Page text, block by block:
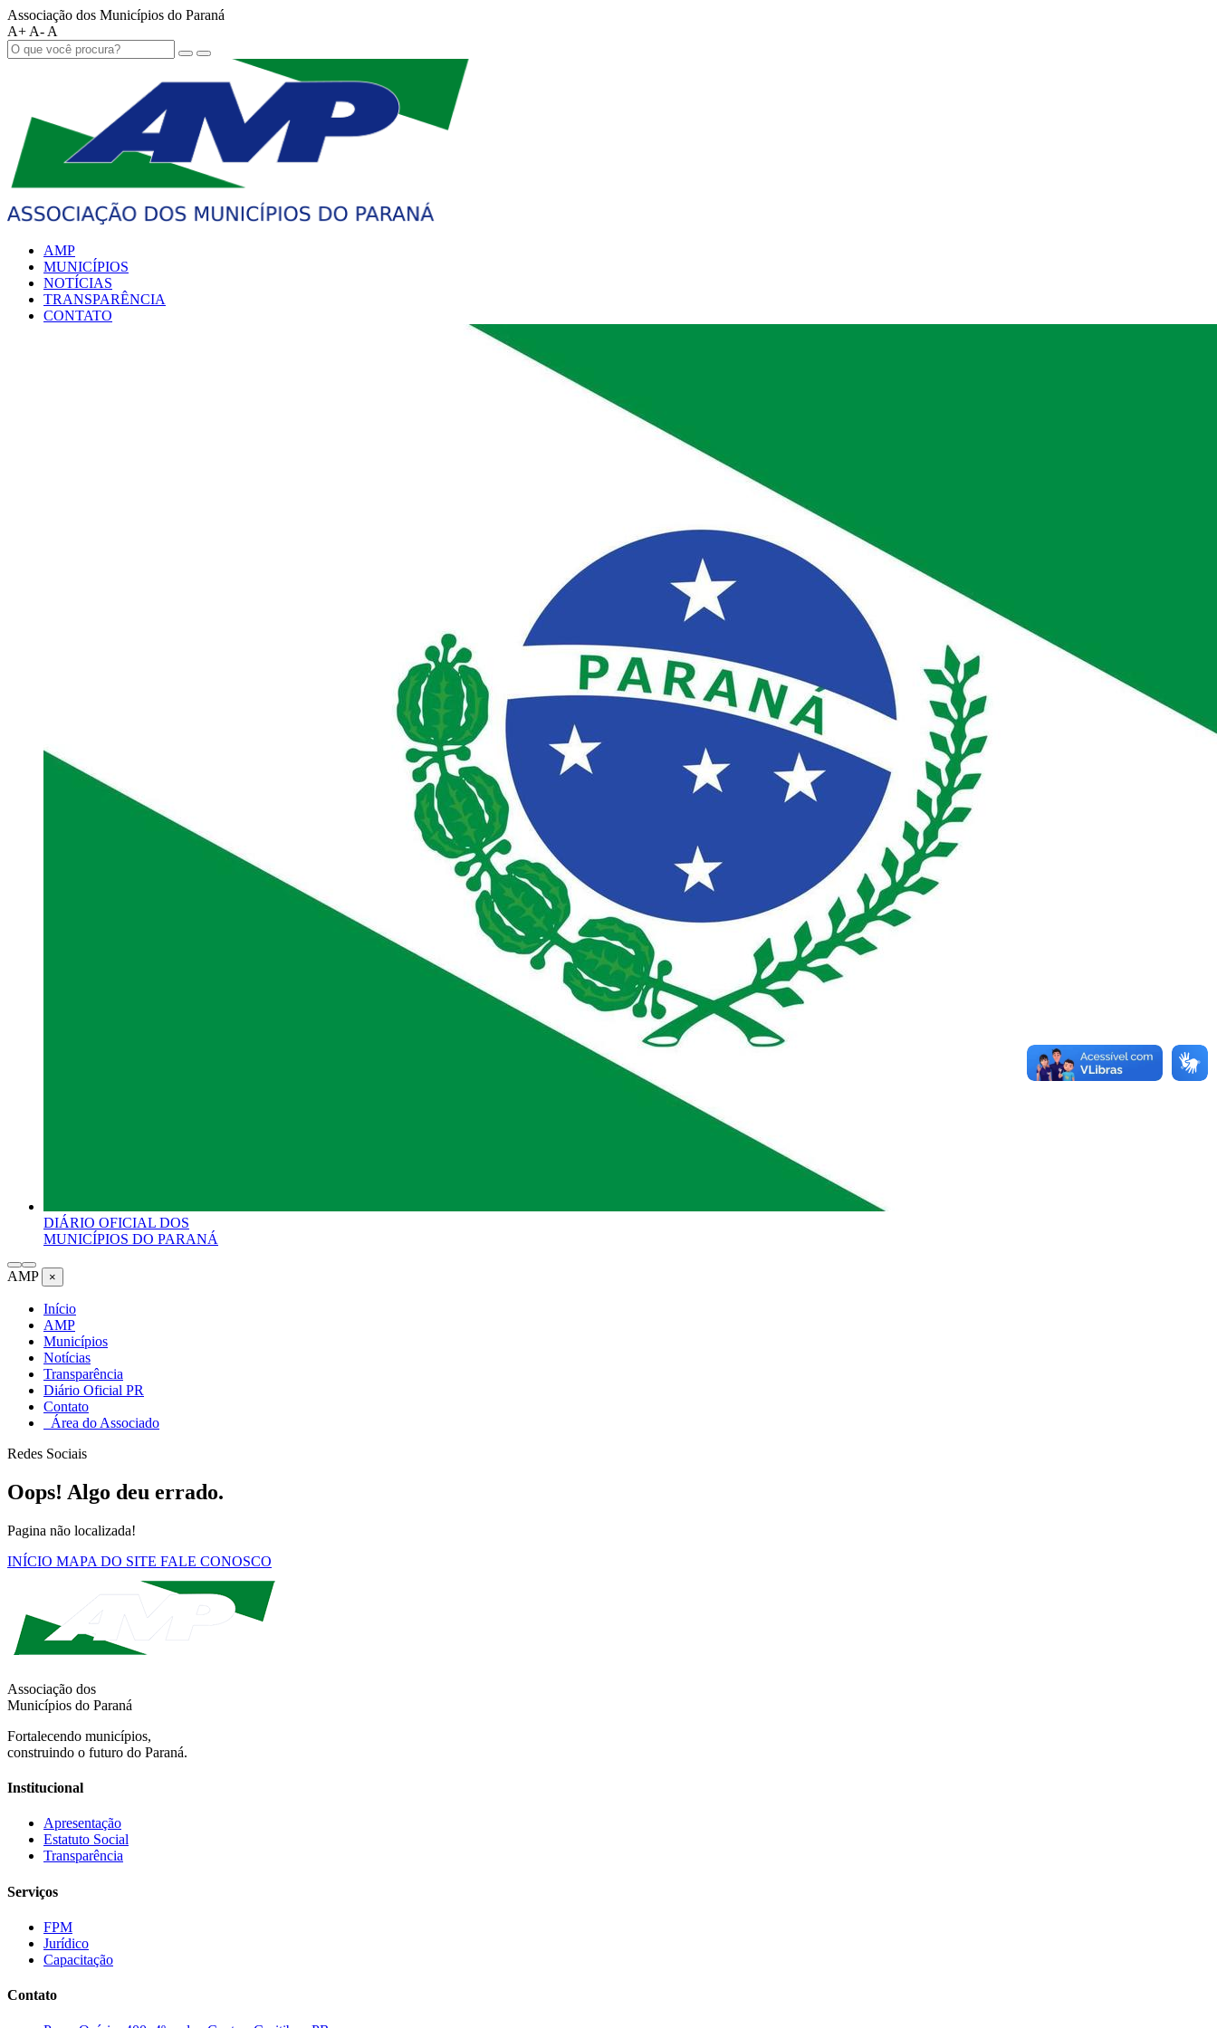
Associação dos Municípios do Paraná
A+ A- A
AMP
MUNICÍPIOS
NOTÍCIAS
TRANSPARÊNCIA
CONTATO
DIÁRIO OFICIAL DOS
MUNICÍPIOS DO PARANÁ
AMP ×
Início
AMP
Municípios
Notícias
Transparência
Diário Oficial PR
Contato
Área do Associado
Redes Sociais
Oops! Algo deu errado.
Pagina não localizada!
INÍCIO MAPA DO SITE FALE CONOSCO
Associação dos
Municípios do Paraná
Fortalecendo municípios,
construindo o futuro do Paraná.
Institucional
Apresentação
Estatuto Social
Transparência
Serviços
FPM
Jurídico
Capacitação
Contato